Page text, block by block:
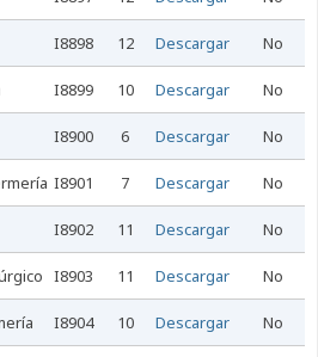
I8898 12 Descargar No
I8899 10 Descargar No
I8900 6 Descargar No
I8901 7 Descargar No
I8902 11 Descargar No
I8903 11 Descargar No
I8904 10 Descargar No